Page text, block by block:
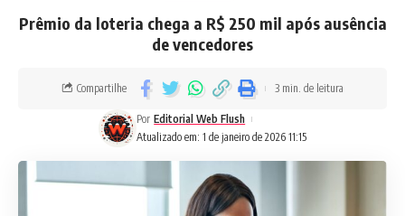
Prêmio da loteria chega a R$ 250 mil após ausência
de vencedores
Atualizado em: 1 de janeiro de 2026 11:15
Por Editorial Web Flush
Compartilhe 3 min. de leitura